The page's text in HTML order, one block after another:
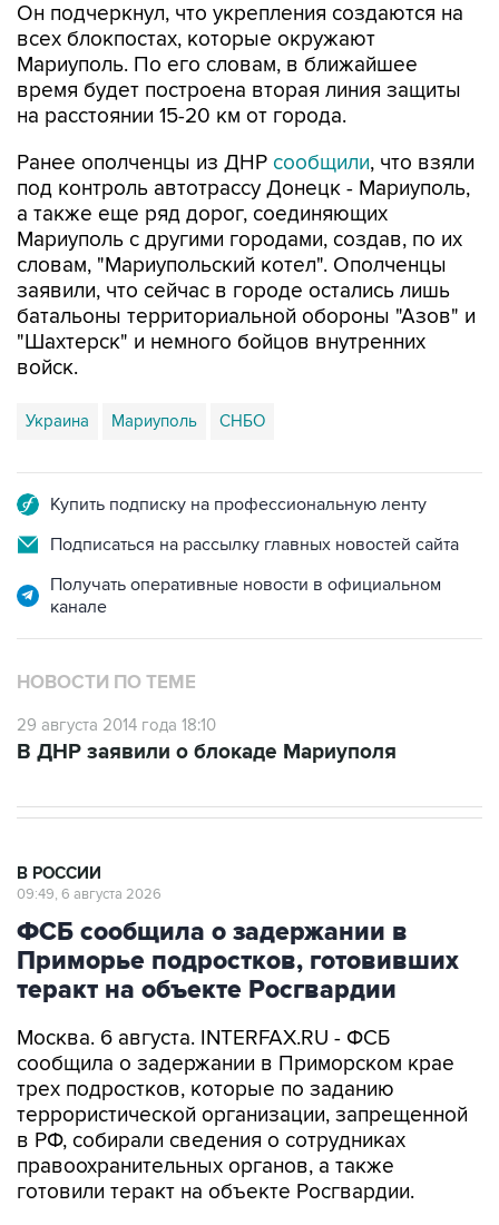
Он подчеркнул, что укрепления создаются на
всех блокпостах, которые окружают
Мариуполь. По его словам, в ближайшее
время будет построена вторая линия защиты
на расстоянии 15-20 км от города.
Ранее ополченцы из ДНР сообщили, что взяли
под контроль автотрассу Донецк - Мариуполь,
а также еще ряд дорог, соединяющих
Мариуполь с другими городами, создав, по их
словам, "Мариупольский котел". Ополченцы
заявили, что сейчас в городе остались лишь
батальоны территориальной обороны "Азов" и
"Шахтерск" и немного бойцов внутренних
войск.
Украина Мариуполь СНБО
Купить подписку на профессиональную ленту
Подписаться на рассылку главных новостей сайта
Получать оперативные новости в официальном
канале
НОВОСТИ ПО ТЕМЕ
29 августа 2014 года 18:10
В ДНР заявили о блокаде Мариуполя
В РОССИИ
09:49, 6 августа 2026
ФСБ сообщила о задержании в
Приморье подростков, готовивших
теракт на объекте Росгвардии
Москва. 6 августа. INTERFAX.RU - ФСБ
сообщила о задержании в Приморском крае
трех подростков, которые по заданию
террористической организации, запрещенной
в РФ, собирали сведения о сотрудниках
правоохранительных органов, а также
готовили теракт на объекте Росгвардии.